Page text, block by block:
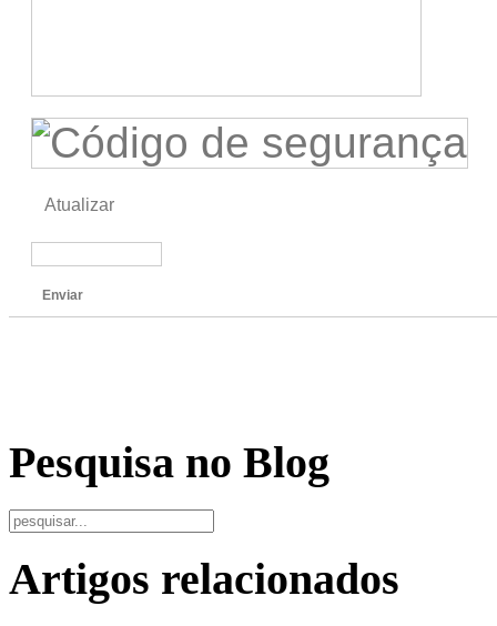
Atualizar
Enviar
Pesquisa no Blog
Artigos relacionados